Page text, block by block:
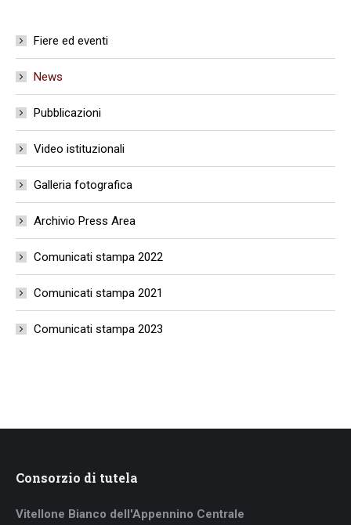
Fiere ed eventi
News
Pubblicazioni
Video istituzionali
Galleria fotografica
Archivio Press Area
Comunicati stampa 2022
Comunicati stampa 2021
Comunicati stampa 2023
Consorzio di tutela
Vitellone Bianco dell'Appennino Centrale